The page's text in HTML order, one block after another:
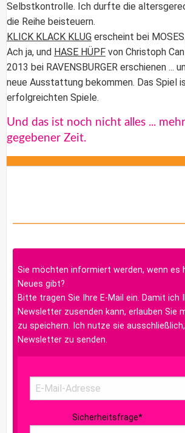
Selbstkontrolle. Ich durfte die
die Reihe beisteuern.
KLICK KLACK KLUG erscheint bei MOSES.
Ach ja, und HASE HÜPF von Christoph
2013 bei RAVENSBURGER erschienen ...
neue Ausstattung bekommen. Das Spiel
erfolgreichten Spiele.
Und das ist noch nicht alles ...
gegebener Zeit.
Sie möchten informiert werden, wenn es
Neues gibt?
Bitte tragen Sie Ihre E-Mail ein. Damit ich
Newsletter zusenden kann, erlauben Sie
zu speichern. Ich nutze sie
Newsletter zu senden.
Sicherheitsfrage*